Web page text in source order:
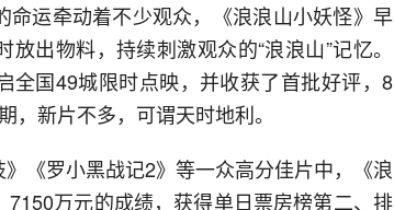
运牵动着不少观众，《浪浪山小妖怪》早
出物料，持续刺激观众的“浪浪山”记忆。
全国49城限时点映，并收获了首批好评，8
，新片不多，可谓天时地利。
《罗小黑战记2》等一众高分佳片中，《浪
万元的成绩，获得单日票房榜第二、排